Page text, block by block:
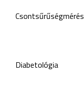
Csontsűrűségmérés
Diabetológia